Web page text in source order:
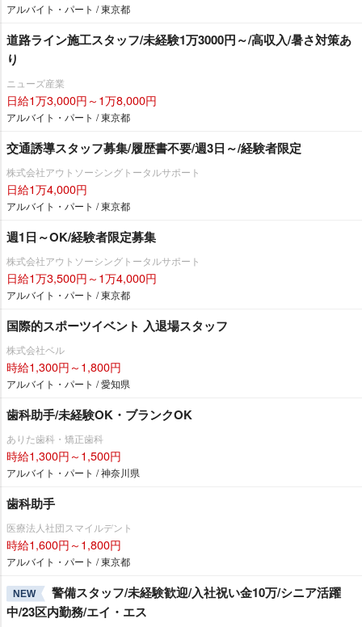
アルバイト・パート / 東京都
道路ライン施工スタッフ/未経験1万3000円～/高収入/暑さ対策あ
り
ニューズ産業
日給1万3,000円～1万8,000円
アルバイト・パート / 東京都
交通誘導スタッフ募集/履歴書不要/週3日～/経験者限定
株式会社アウトソーシングトータルサポート
日給1万4,000円
アルバイト・パート / 東京都
週1日～OK/経験者限定募集
株式会社アウトソーシングトータルサポート
日給1万3,500円～1万4,000円
アルバイト・パート / 東京都
国際的スポーツイベント 入退場スタッフ
株式会社ベル
時給1,300円～1,800円
アルバイト・パート / 愛知県
歯科助手/未経験OK・ブランクOK
ありた歯科・矯正歯科
時給1,300円～1,500円
アルバイト・パート / 神奈川県
歯科助手
医療法人社団スマイルデント
時給1,600円～1,800円
アルバイト・パート / 東京都
NEW
警備スタッフ/未経験歓迎/入社祝い金10万/シニア活躍
中/23区内勤務/エイ・エス